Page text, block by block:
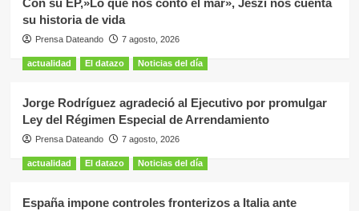
Con su EP,»Lo que nos contó el mar», Jeszi nos cuenta
su historia de vida
Prensa Dateando 7 agosto, 2026
actualidad El datazo Noticias del día
Jorge Rodríguez agradeció al Ejecutivo por promulgar
Ley del Régimen Especial de Arrendamiento
Prensa Dateando 7 agosto, 2026
actualidad El datazo Noticias del día
España impone controles fronterizos a Italia ante